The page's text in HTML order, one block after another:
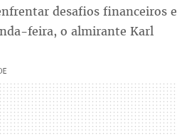
desafios financeiros e
feira, o almirante Karl